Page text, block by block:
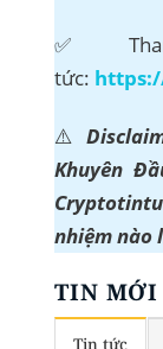
✅
tức:
⚠️
Khuyên
nhiệm nào
TIN MỚI
Tin tức